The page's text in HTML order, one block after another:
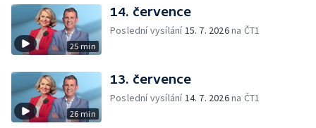
25 min
14. července
Poslední vysílání15. 7. 2026na ČT1
26 min
13. července
Poslední vysílání14. 7. 2026na ČT1